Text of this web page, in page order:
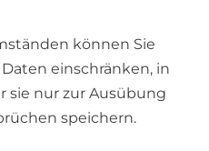
können Sie
einschränken, in
sie nur zur Ausübung
speichern.